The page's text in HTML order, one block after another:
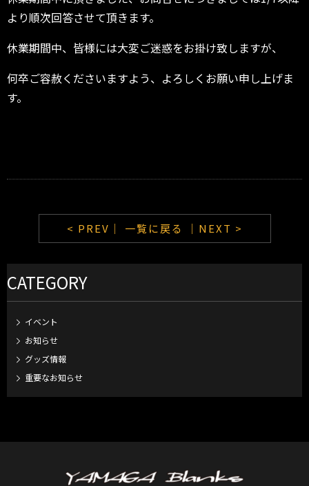
より順次回答させて頂きます。
休業期間中、皆様には大変ご迷惑をお掛け致しますが、
何卒ご容赦くださいますよう、よろしくお願い申し上げま
す。
< PREV｜ 一覧に戻る ｜NEXT >
CATEGORY
イベント
お知らせ
グッズ情報
重要なお知らせ